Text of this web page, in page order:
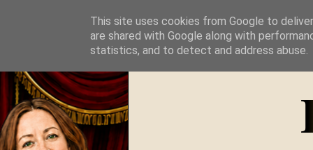
This site uses cookies from Google to
are shared with Google along with
statistics, and to detect and address abuse.